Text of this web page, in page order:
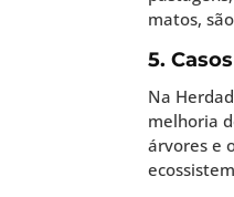
matos,
5.
Na
melhoria
árvores e